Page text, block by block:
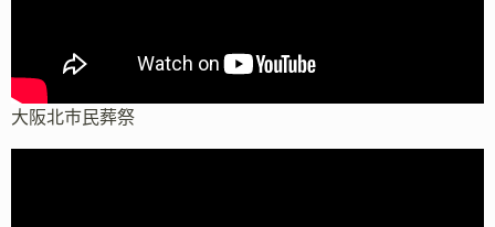
大阪北市民葬祭